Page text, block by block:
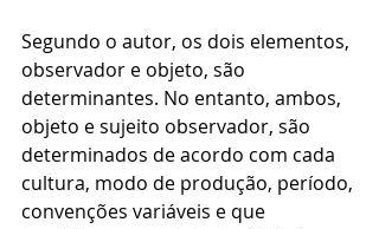
Segundo o autor, os dois elementos,
observador e objeto, são
determinantes. No entanto, ambos,
objeto e sujeito observador, são
determinados de acordo com cada
cultura, modo de produção, período,
convenções variáveis e que